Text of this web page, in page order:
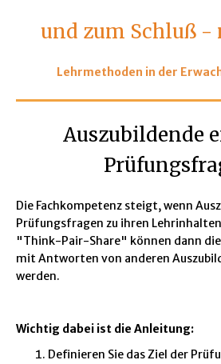
und zum Schluß -
Lehrmethoden in der
Auszubildende
Die Fachkompetenz steigt, wenn
Prüfungsfragen zu ihren
"Think-Pair-Share" können dann
mit Antworten von anderen
werden.
Wichtig dabei ist die Anleitung:
Definieren Sie das Ziel der